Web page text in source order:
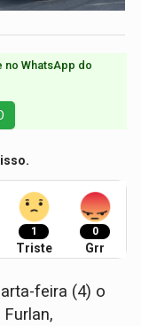
no WhatsApp do
1
Triste
0
Grr
feira (4) o